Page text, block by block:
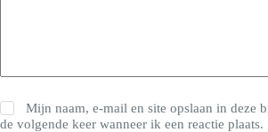
Mijn naam, e-mail en site opslaan in deze
de volgende keer wanneer ik een reactie plaats.